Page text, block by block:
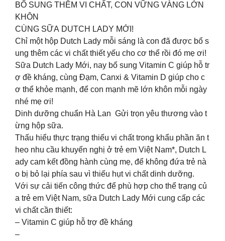
BỔ SUNG THÊM VI CHẤT, CON VỮNG VÀNG LỚN
KHÔN
CÙNG SỮA DUTCH LADY MỚI!
Chỉ một hộp Dutch Lady mỗi sáng là con đã được bổ s
ung thêm các vi chất thiết yếu cho cơ thể rồi đó mẹ ơi!
Sữa Dutch Lady Mới, nay bổ sung Vitamin C giúp hỗ tr
ợ đề kháng, cùng Đạm, Canxi & Vitamin D giúp cho c
ơ thể khỏe mạnh, để con mạnh mẽ lớn khôn mỗi ngày
nhé mẹ ơi!
Dinh dưỡng chuẩn Hà Lan Gửi trọn yêu thương vào t
ừng hộp sữa.
Thấu hiểu thực trạng thiếu vi chất trong khẩu phần ăn t
heo nhu cầu khuyến nghị ở trẻ em Việt Nam*, Dutch L
ady cam kết đồng hành cùng mẹ, để không đứa trẻ nà
o bị bỏ lại phía sau vì thiếu hụt vi chất dinh dưỡng.
Với sự cải tiến công thức để phù hợp cho thể trạng củ
a trẻ em Việt Nam, sữa Dutch Lady Mới cung cấp các
vi chất cần thiết:
– Vitamin C giúp hỗ trợ đề kháng
–